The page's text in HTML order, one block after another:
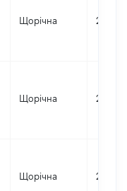
Щорічна 2021
Щорічна 2020
Щорічна 2019